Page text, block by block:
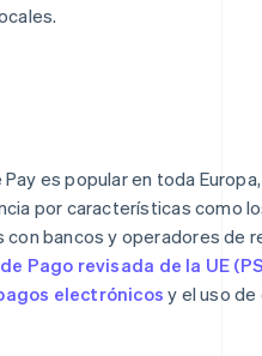
Pay es popular en toda
por características como
bancos y operadores de
Pago revisada de la UE
electrónicos y el uso